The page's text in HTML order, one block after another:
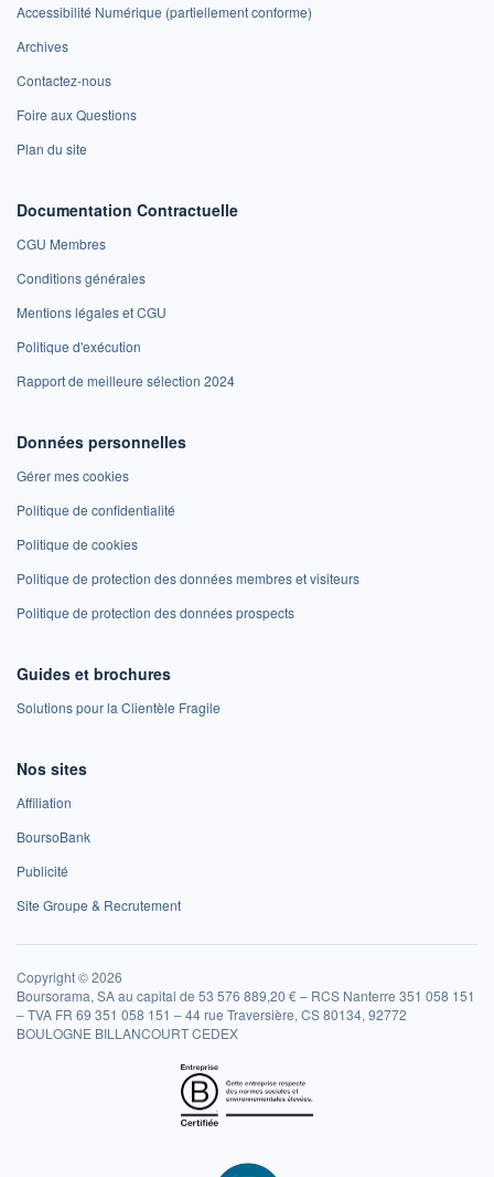
Accessibilité Numérique (partiellement conforme)
Archives
Contactez-nous
Foire aux Questions
Plan du site
Documentation Contractuelle
CGU Membres
Conditions générales
Mentions légales et CGU
Politique d'exécution
Rapport de meilleure sélection 2024
Données personnelles
Gérer mes cookies
Politique de confidentialité
Politique de cookies
Politique de protection des données membres et visiteurs
Politique de protection des données prospects
Guides et brochures
Solutions pour la Clientèle Fragile
Nos sites
Affiliation
BoursoBank
Publicité
Site Groupe & Recrutement
Copyright © 2026
Boursorama, SA au capital de 53 576 889,20 € – RCS Nanterre 351 058 151
– TVA FR 69 351 058 151 – 44 rue Traversière, CS 80134, 92772
BOULOGNE BILLANCOURT CEDEX